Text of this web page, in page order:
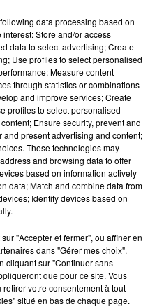
data processing based on
Store and/or access
data to select advertising; Create
Use profiles to select personalised
Measure content
through statistics or combinations
and improve services; Create
profiles to select personalised
Ensure security, prevent and
present advertising and content;
These technologies may
and browsing data to offer
based on information actively
data; Match and combine data from
Identify devices based on
"Accepter et fermer", ou affiner en
dans "Gérer mes choix".
cliquant sur "Continuer sans
que pour ce site. Vous
votre consentement à tout
situé en bas de chaque page.